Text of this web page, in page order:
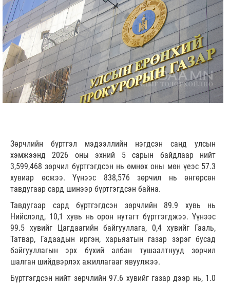
Зөрчлийн бүртгэл мэдээллийн нэгдсэн санд улсын
хэмжээнд 2026 оны эхний 5 сарын байдлаар нийт
3,599,468 зөрчил бүртгэгдсэн нь өмнөх оны мөн үеэс 57.3
хувиар өсжээ. Үүнээс 838,576 зөрчил нь өнгөрсөн
тавдугаар сард шинээр бүртгэгдсэн байна.
Тавдугаар сард бүртгэгдсэн зөрчлийн 89.9 хувь нь
Нийслэлд, 10,1 хувь нь орон нутагт бүртгэгджээ. Үүнээс
99.5 хувийг Цагдаагийн байгууллага, 0,4 хувийг Гааль,
Татвар, Гадаадын иргэн, харьяатын газар зэрэг бусад
байгууллагын эрх бүхий албан тушаалтнууд зөрчил
шалган шийдвэрлэх ажиллагааг явуулжээ.
Бүртгэгдсэн нийт зөрчлийн 97.6 хувийг газар дээр нь, 1.0